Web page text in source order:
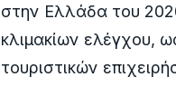
στην Ελλάδα του
κλιμακίων ελέγχου,
τουριστικών